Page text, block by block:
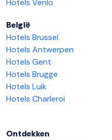
Hotels Venlo
België
Hotels Brussel
Hotels Antwerpen
Hotels Gent
Hotels Brugge
Hotels Luik
Hotels Charleroi
Ontdekken